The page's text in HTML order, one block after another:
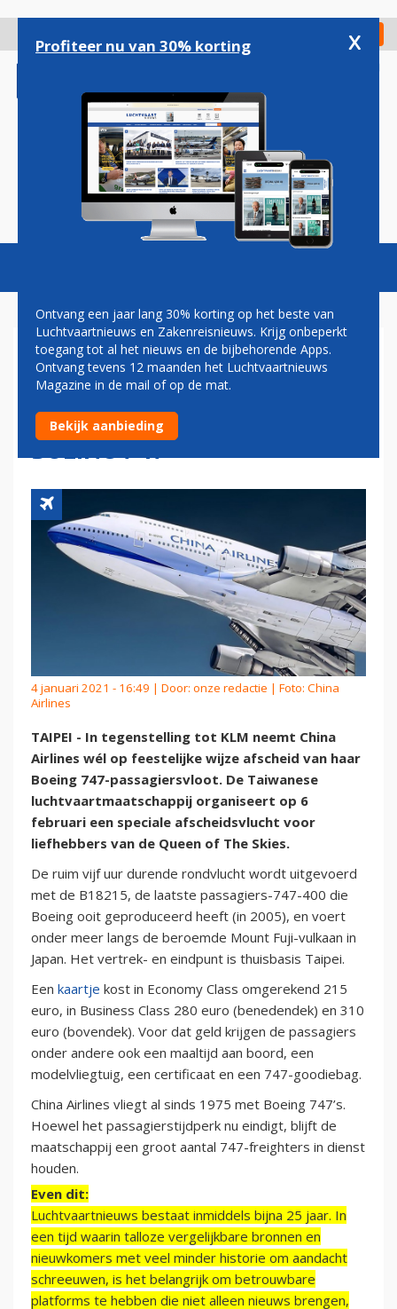
gaan
Check in
Magazine Podcasts Vacatures
CHINA AIRLINES
ORGANISEERT SPECIALE
AFSCHEIDSVLUCHT VOOR
BOEING 747
4 januari 2021 - 16:49 | Door: onze redactie | Foto: China
Airlines
TAIPEI - In tegenstelling tot KLM neemt China
Airlines wél op feestelijke wijze afscheid van haar
Boeing 747-passagiersvloot. De Taiwanese
luchtvaartmaatschappij organiseert op 6
februari een speciale afscheidsvlucht voor
liefhebbers van de Queen of The Skies.
De ruim vijf uur durende rondvlucht wordt uitgevoerd
met de B18215, de laatste passagiers-747-400 die
Boeing ooit geproduceerd heeft (in 2005), en voert
onder meer langs de beroemde Mount Fuji-vulkaan in
Japan. Het vertrek- en eindpunt is thuisbasis Taipei.
Een kaartje kost in Economy Class omgerekend 215
euro, in Business Class 280 euro (benedendek) en 310
euro (bovendek). Voor dat geld krijgen de passagiers
onder andere ook een maaltijd aan boord, een
modelvliegtuig, een certificaat en een 747-goodiebag.
China Airlines vliegt al sinds 1975 met Boeing 747’s.
Hoewel het passagierstijdperk nu eindigt, blijft de
maatschappij een groot aantal 747-freighters in dienst
houden.
Even dit:
Luchtvaartnieuws bestaat inmiddels bijna 25 jaar. In
een tijd waarin talloze vergelijkbare bronnen en
nieuwkomers met veel minder historie om aandacht
schreeuwen, is het belangrijk om betrouwbare
platforms te hebben die niet alleen nieuws brengen,
Profiteer nu van 30% korting x
Ontvang een jaar lang 30% korting op het beste van
Luchtvaartnieuws en Zakenreisnieuws. Krijg onbeperkt
toegang tot al het nieuws en de bijbehorende Apps.
Ontvang tevens 12 maanden het Luchtvaartnieuws
Magazine in de mail of op de mat.
Bekijk aanbieding